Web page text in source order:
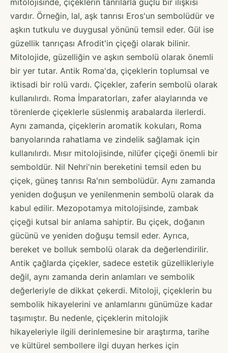
vardır. Örneğin, lal, aşk tanrısı Eros'un sembolüdür ve
aşkın tutkulu ve duygusal yönünü temsil eder. Gül ise
güzellik tanrıçası Afrodit'in çiçeği olarak bilinir.
Mitolojide, güzelliğin ve aşkın sembolü olarak önemli
bir yer tutar. Antik Roma'da, çiçeklerin toplumsal ve
iktisadi bir rolü vardı. Çiçekler, zaferin sembolü olarak
kullanılırdı. Roma İmparatorları, zafer alaylarında ve
törenlerde çiçeklerle süslenmiş arabalarda ilerlerdi.
Aynı zamanda, çiçeklerin aromatik kokuları, Roma
banyolarında rahatlama ve zindelik sağlamak için
kullanılırdı. Mısır mitolojisinde, nilüfer çiçeği önemli bir
semboldür. Nil Nehri'nin bereketini temsil eden bu
çiçek, güneş tanrısı Ra'nın sembolüdür. Aynı zamanda
yeniden doğuşun ve yenilenmenin sembolü olarak da
kabul edilir. Mezopotamya mitolojisinde, zambak
çiçeği kutsal bir anlama sahiptir. Bu çiçek, doğanın
gücünü ve yeniden doğuşu temsil eder. Ayrıca,
bereket ve bolluk sembolü olarak da değerlendirilir.
Antik çağlarda çiçekler, sadece estetik güzellikleriyle
değil, aynı zamanda derin anlamları ve sembolik
değerleriyle de dikkat çekerdi. Mitoloji, çiçeklerin bu
sembolik hikayelerini ve anlamlarını günümüze kadar
taşımıştır. Bu nedenle, çiçeklerin mitolojik
hikayeleriyle ilgili derinlemesine bir araştırma, tarihe
ve kültürel sembollere ilgi duyan herkes için